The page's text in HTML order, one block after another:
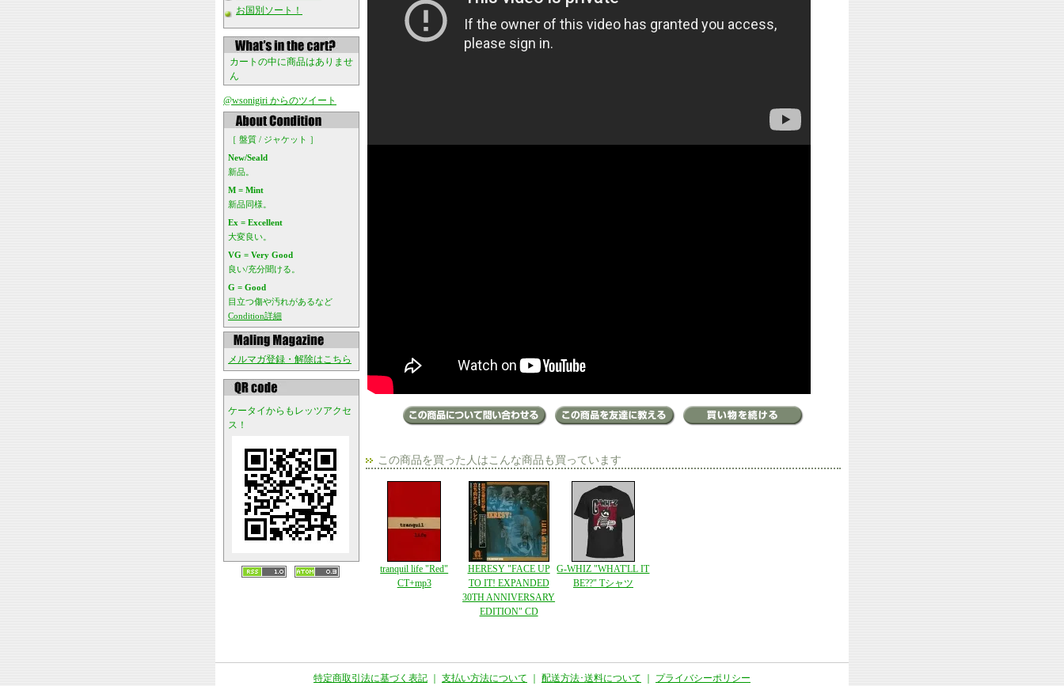
お国別ソート！
カートの中に商品はありませ
ん
@wsonigiri からのツイート
［ 盤質 / ジャケット ］
New/Seald
新品。
M = Mint
新品同様。
Ex = Excellent
大変良い。
VG = Very Good
良い/充分聞ける。
G = Good
目立つ傷や汚れがあるなど
Condition詳細
メルマガ登録・解除はこちら
ケータイからもレッツアクセ
ス！
この商品を買った人はこんな商品も買っています
tranquil life "Red"
CT+mp3
HERESY "FACE UP
TO IT! EXPANDED
30TH ANNIVERSARY
EDITION" CD
G-WHIZ "WHAT'LL IT
BE??" Tシャツ
特定商取引法に基づく表記 支払い方法について 配送方法･送料について プライバシーポリシー